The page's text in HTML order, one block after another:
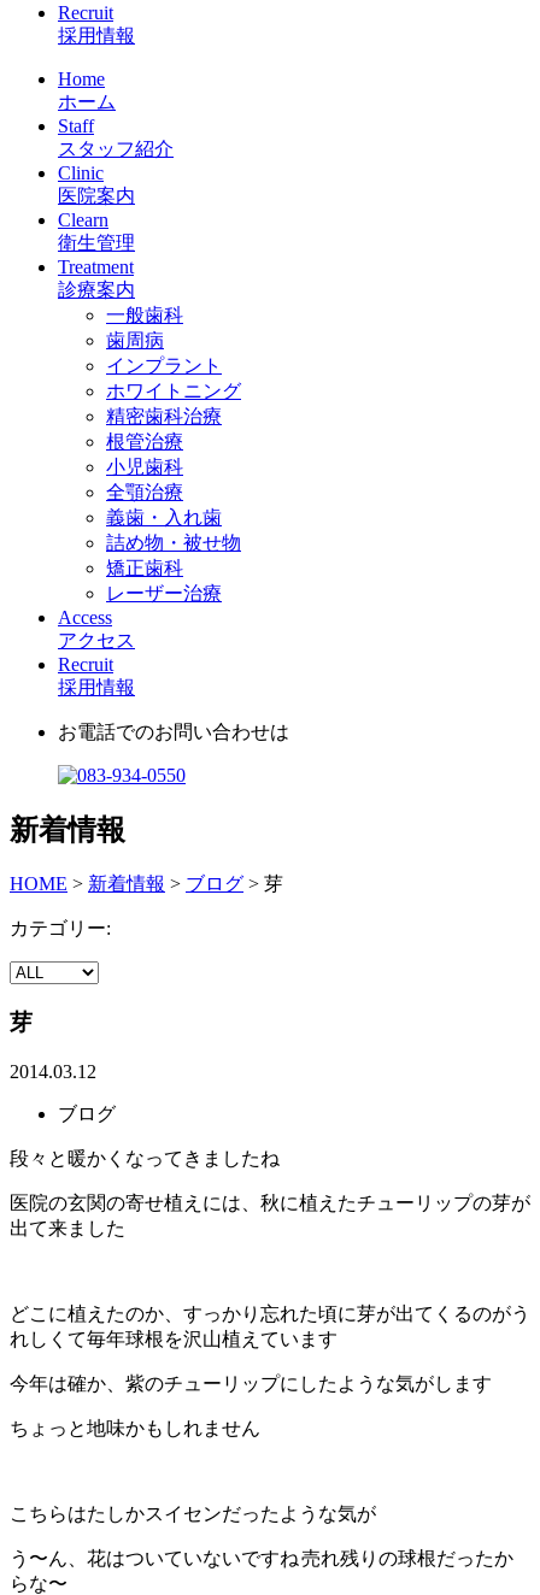
Recruit
採用情報
Home
ホーム
Staff
スタッフ紹介
Clinic
医院案内
Clearn
衛生管理
Treatment
診療案内
一般歯科
歯周病
インプラント
ホワイトニング
精密歯科治療
根管治療
小児歯科
全顎治療
義歯・入れ歯
詰め物・被せ物
矯正歯科
レーザー治療
Access
アクセス
Recruit
採用情報
お電話でのお問い合わせは
新着情報
HOME > 新着情報 > ブログ > 芽
カテゴリー:
芽
2014.03.12
ブログ
段々と暖かくなってきましたね
医院の玄関の寄せ植えには、秋に植えたチューリップの芽が
出て来ました
どこに植えたのか、すっかり忘れた頃に芽が出てくるのがう
れしくて毎年球根を沢山植えています
今年は確か、紫のチューリップにしたような気がします
ちょっと地味かもしれません
こちらはたしかスイセンだったような気が
う〜ん、花はついていないですね売れ残りの球根だったか
らな〜